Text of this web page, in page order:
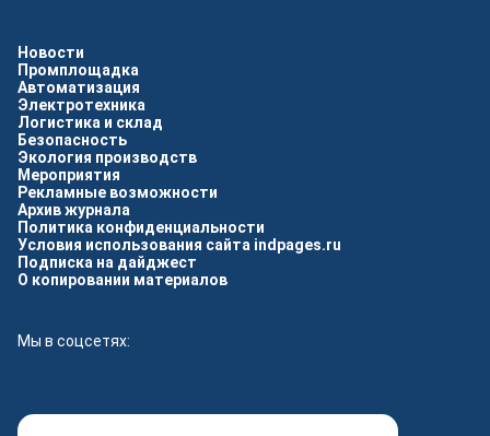
Новости
Промплощадка
Автоматизация
Электротехника
Логистика и склад
Безопасность
Экология производств
Мероприятия
Рекламные возможности
Архив журнала
Политика конфиденциальности
Условия использования сайта indpages.ru
Подписка на дайджест
О копировании материалов
Мы в соцсетях: